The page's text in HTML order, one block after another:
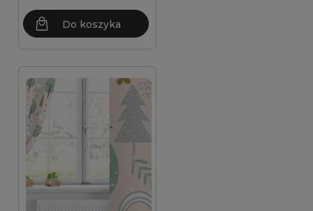
Do koszyka